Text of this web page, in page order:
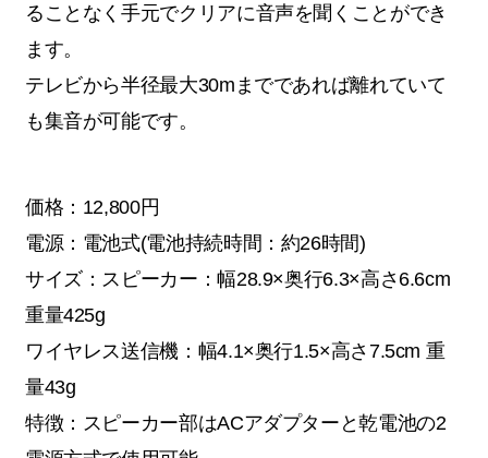
ることなく手元でクリアに音声を聞くことができ
ます。
テレビから半径最大30mまでであれば離れていて
も集音が可能です。
価格：12,800円
電源：電池式(電池持続時間：約26時間)
サイズ：スピーカー：幅28.9×奥行6.3×高さ6.6cm
重量425g
ワイヤレス送信機：幅4.1×奥行1.5×高さ7.5cm 重
量43g
特徴：スピーカー部はACアダプターと乾電池の2